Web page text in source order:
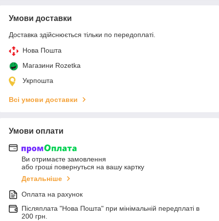
Умови доставки
Доставка здійснюється тільки по передоплаті.
Нова Пошта
Магазини Rozetka
Укрпошта
Всі умови доставки
Умови оплати
Ви отримаєте замовлення
або гроші повернуться на вашу картку
Детальніше
Оплата на рахунок
Післяплата "Нова Пошта" при мінімальній передплаті в
200 грн.